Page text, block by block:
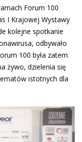
Forum 100
I Krajowej Wystawy
kolejne spotkanie
odbywało
100 była zatem
żywo, dzielenia się
istotnych dla